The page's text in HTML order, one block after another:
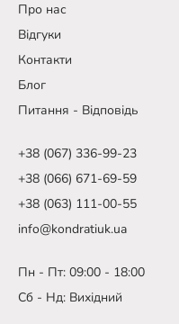
Про нас
Відгуки
Контакти
Блог
Питання - Відповідь
+38 (067) 336-99-23
+38 (066) 671-69-59
+38 (063) 111-00-55
info@kondratiuk.ua
Пн - Пт: 09:00 - 18:00
Сб - Нд: Вихідний